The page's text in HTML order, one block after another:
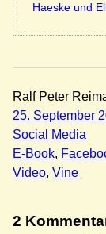
Haeske und
Ralf Peter
25. September
Social Media
E-Book,
Video, Vine
2